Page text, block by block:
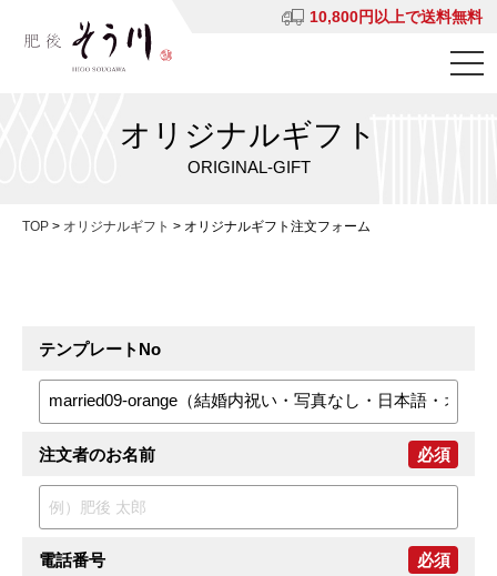
10,800円以上で送料無料
オリジナルギフト
ORIGINAL-GIFT
TOP > オリジナルギフト > オリジナルギフト注文フォーム
テンプレートNo
注文者のお名前 必須
電話番号 必須